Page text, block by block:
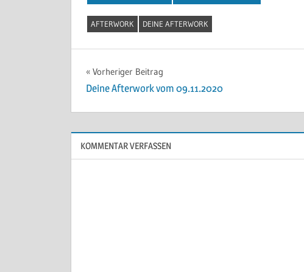
AFTERWORK DEINE AFTERWORK
Beitragsnavigation
Vorheriger Beitrag
Deine Afterwork vom 09.11.2020
KOMMENTAR VERFASSEN